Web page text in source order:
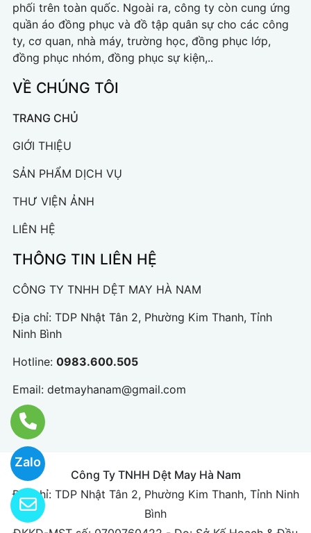
Zalo
phối trên toàn quốc. Ngoài ra, công ty còn cung ứng
quần áo đồng phục và đồ tập quân sự cho các công
ty, cơ quan, nhà máy, trường học, đồng phục lớp,
đồng phục nhóm, đồng phục sự kiện,..
VỀ CHÚNG TÔI
TRANG CHỦ
GIỚI THIỆU
SẢN PHẨM DỊCH VỤ
THƯ VIỆN ẢNH
LIÊN HỆ
THÔNG TIN LIÊN HỆ
CÔNG TY TNHH DỆT MAY HÀ NAM
Địa chỉ: TDP Nhật Tân 2, Phường Kim Thanh, Tỉnh
Ninh Bình
Hotline: 0983.600.505
Email: detmayhanam@gmail.com
Công Ty TNHH Dệt May Hà Nam
Địa chỉ: TDP Nhật Tân 2, Phường Kim Thanh, Tỉnh Ninh
Bình